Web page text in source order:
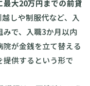
最大20万円までの前貸
しや制服代など、入
で、入職3か月以内
が金銭を立て替える
供するという形で